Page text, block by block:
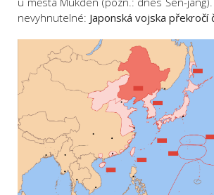
nevyhnutelné: Japonská vojska překročí